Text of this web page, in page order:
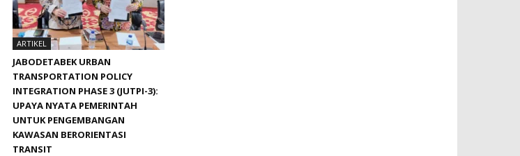
ARTIKEL
JABODETABEK URBAN
TRANSPORTATION POLICY
INTEGRATION PHASE 3 (JUTPI-3):
UPAYA NYATA PEMERINTAH
UNTUK PENGEMBANGAN
KAWASAN BERORIENTASI
TRANSIT